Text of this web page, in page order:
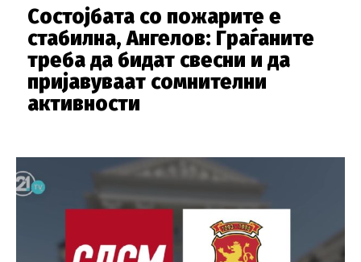
Состојбата со пожарите е
стабилна, Ангелов: Граѓаните
треба да бидат свесни и да
пријавуваат сомнителни
активности